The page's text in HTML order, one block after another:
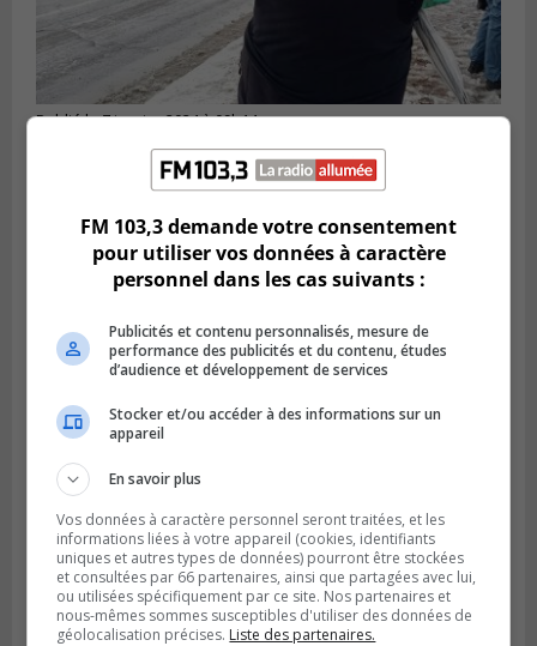
Publié le 7 janvier 2024 à 09h14
Front commun : le point sur l’hypothèse
de règlement
Publié le 29 octobre 2023 à 15h16
Le Front commun « insulté » par l’offre de
Québec
FM 103,3 demande votre consentement
pour utiliser vos données à caractère
personnel dans les cas suivants :
Publicités et contenu personnalisés, mesure de
performance des publicités et du contenu, études
d’audience et développement de services
Stocker et/ou accéder à des informations sur un
appareil
En savoir plus
Vos données à caractère personnel seront traitées, et les
informations liées à votre appareil (cookies, identifiants
uniques et autres types de données) pourront être stockées
et consultées par 66 partenaires, ainsi que partagées avec lui,
ou utilisées spécifiquement par ce site. Nos partenaires et
nous-mêmes sommes susceptibles d'utiliser des données de
géolocalisation précises. Liste des partenaires.